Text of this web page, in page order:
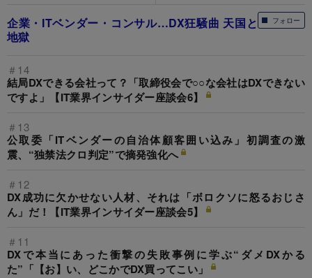
フォロー
企業・ITベンダー・コンサル…DX狂騒曲 天国と
地獄
＃14
結局DXできる会社って？「取締役会で○○な会社はDXできない
ですよ」【IT業界インサイダー座談会6】
＃13
公取委「ITベンダーの自治体顧客囲い込み」初調査の激
震、“独禁法クロ判定”で摘発強化へ
＃12
DX成功に欠かせない人材、それは「ボロクソに怒るおじさ
ん」だ！【IT業界インサイダー座談会5】
＃11
DXで本当にあった衝撃の失敗事例に学ぶ“ダメDXかる
た”「【お】い、どこかでDX買ってこい」